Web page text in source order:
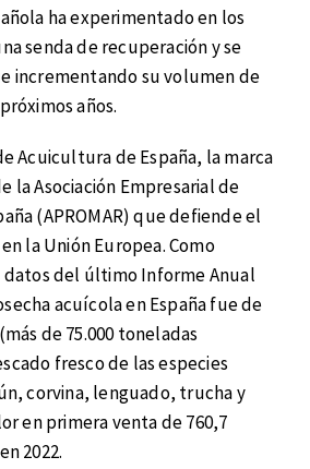
ha experimentado en los
senda de recuperación y se
incrementando su volumen de
años.
Acuicultura de España, la marca
la Asociación Empresarial de
(APROMAR) que defiende el
la Unión Europea. Como
datos del último Informe Anual
acuícola en España fue de
de 75.000 toneladas
fresco de las especies
corvina, lenguado, trucha y
en primera venta de 760,7
2022.